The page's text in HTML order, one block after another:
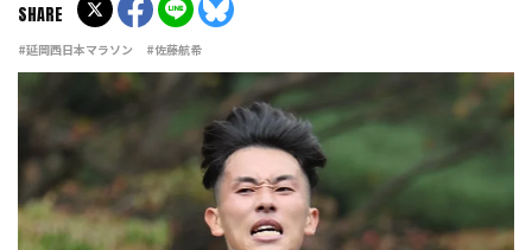
#延岡西日本マラソン #佐藤航希
SHARE